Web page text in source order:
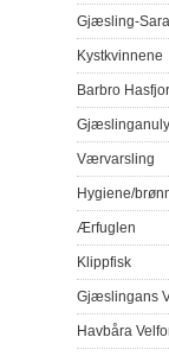
Gjæsling-Sara
Kystkvinnene
Barbro
Værvarsling
Hygiene/
Ærfuglen
Klippfisk
Gjæslingans
Havbåra